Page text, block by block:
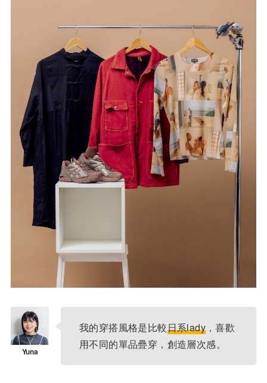
我的穿搭風格是比較日系lady，喜歡
用不同的單品疊穿，創造層次感。